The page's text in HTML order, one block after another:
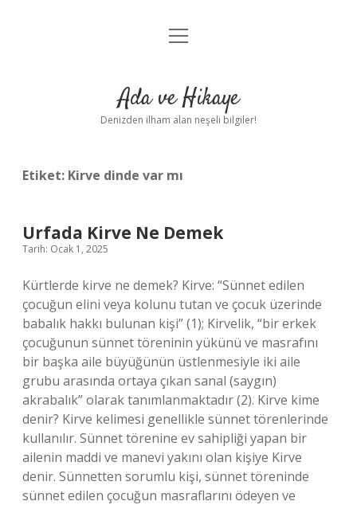
Anasayfa
Yasal Uyarı
menüyü
Ada ve Hikaye
Denizden ilham alan neşeli bilgiler!
Etiket: Kirve dinde var mı
Urfada Kirve Ne Demek
Tarih: Ocak 1, 2025
Kürtlerde kirve ne demek? Kirve: “Sünnet edilen
çocuğun elini veya kolunu tutan ve çocuk üzerinde
babalık hakkı bulunan kişi” (1); Kirvelik, “bir erkek
çocuğunun sünnet töreninin yükünü ve masrafını
bir başka aile büyüğünün üstlenmesiyle iki aile
grubu arasında ortaya çıkan sanal (saygın)
akrabalık” olarak tanımlanmaktadır (2). Kirve kime
denir? Kirve kelimesi genellikle sünnet törenlerinde
kullanılır. Sünnet törenine ev sahipliği yapan bir
ailenin maddi ve manevi yakını olan kişiye Kirve
denir. Sünnetten sorumlu kişi, sünnet töreninde
sünnet edilen çocuğun masraflarını ödeyen ve